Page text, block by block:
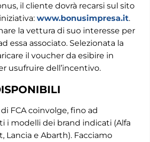
il cliente dovrà recarsi sul sito
www.bonusimpresa.it.
la vettura di suo interesse per
essa associato. Selezionata la
il voucher da esibire in
usufruire dell’incentivo.
FCA coinvolge, fino ad
i modelli dei brand indicati (Alfa
Lancia e Abarth). Facciamo